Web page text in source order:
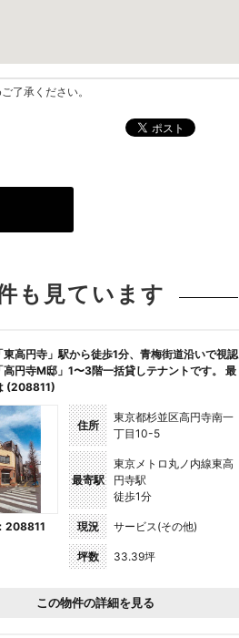
了承ください。
も見ています
東高円寺」駅から徒歩1分、青梅街道沿いで視認
高円寺M邸」1〜3階一括貸しテナントです。 最
(208811)
208811
住所
東京都杉並区高円寺南一
丁目10-5
最寄駅
東京メトロ丸ノ内線東高
円寺駅
徒歩1分
現況 サービス(その他)
坪数 33.39坪
この物件の詳細を見る